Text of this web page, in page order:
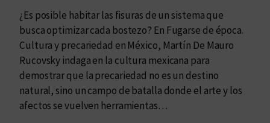
a
p
r
o
p
u
e
¿Es posible habitar las fisuras de un sistema que
busca optimizar cada bostezo? En Fugarse de época.
Cultura y precariedad en México, Martín De Mauro
Rucovsky indaga en la cultura mexicana para
demostrar que la precariedad no es un destino
natural, sino un campo de batalla donde el arte y los
afectos se vuelven herramientas…